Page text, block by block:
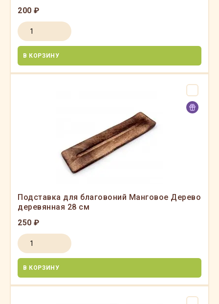
200 ₽
В КОРЗИНУ
Подставка для благовоний Манговое Дерево
деревянная 28 см
250 ₽
В КОРЗИНУ